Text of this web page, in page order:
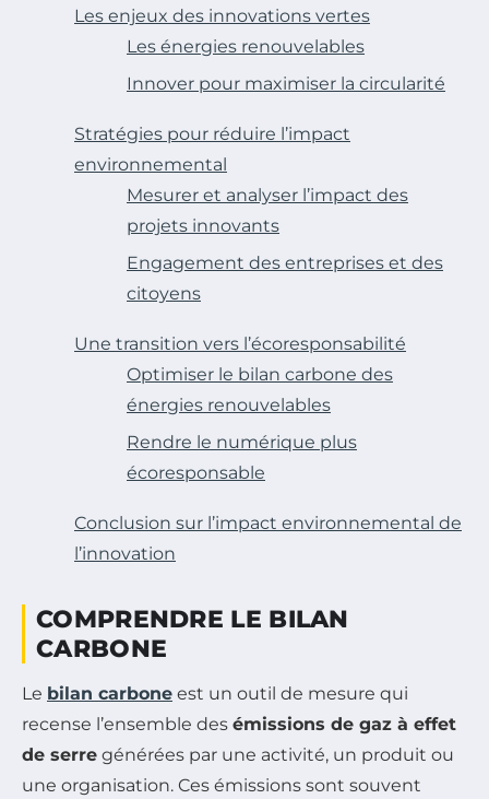
Les enjeux des innovations vertes
Les énergies renouvelables
Innover pour maximiser la circularité
Stratégies pour réduire l’impact
environnemental
Mesurer et analyser l’impact des
projets innovants
Engagement des entreprises et des
citoyens
Une transition vers l’écoresponsabilité
Optimiser le bilan carbone des
énergies renouvelables
Rendre le numérique plus
écoresponsable
Conclusion sur l’impact environnemental de
l’innovation
COMPRENDRE LE BILAN
CARBONE
Le bilan carbone est un outil de mesure qui
recense l’ensemble des émissions de gaz à effet
de serre générées par une activité, un produit ou
une organisation. Ces émissions sont souvent